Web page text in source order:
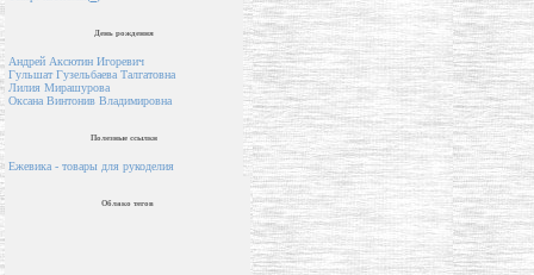
День рождения
Андрей Аксютин Игоревич
Гульшат Гузельбаева Талгатовна
Лилия Мирашурова
Оксана Винтонив Владимировна
Полезные ссылки
Ежевика - товары для рукоделия
Облако тегов